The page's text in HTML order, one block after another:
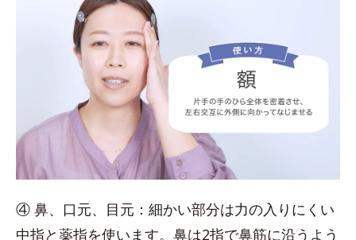
④ 鼻、口元、目元：細かい部分は力の入りにくい
中指と薬指を使います。鼻は2指で鼻筋に沿うよう